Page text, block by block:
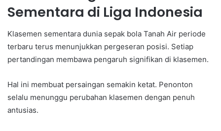
Sementara di Liga Indonesia
Klasemen sementara dunia sepak bola Tanah Air periode
terbaru terus menunjukkan pergeseran posisi. Setiap
pertandingan membawa pengaruh signifikan di klasemen.
Hal ini membuat persaingan semakin ketat. Penonton
selalu menunggu perubahan klasemen dengan penuh
antusias.